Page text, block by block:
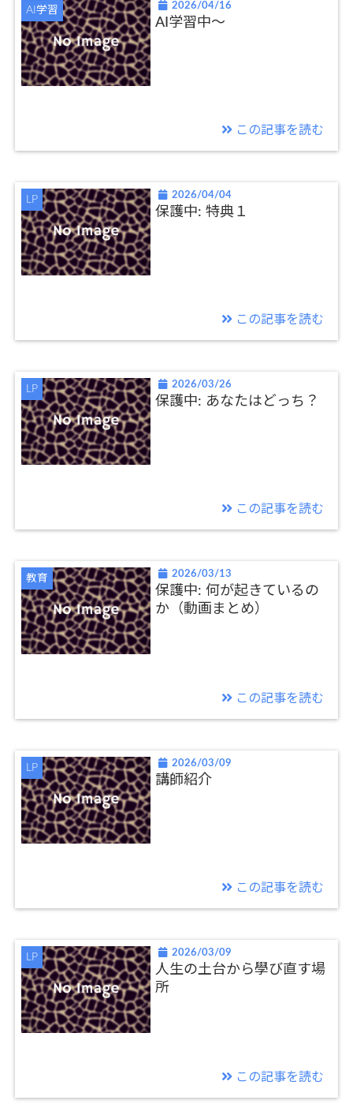
AI学習 2026/04/16
AI学習中〜
この記事を読む
LP 2026/04/04
保護中: 特典１
この記事を読む
LP 2026/03/26
保護中: あなたはどっち？
この記事を読む
教育 2026/03/13
保護中: 何が起きているの
か（動画まとめ）
この記事を読む
LP 2026/03/09
講師紹介
この記事を読む
LP 2026/03/09
人生の土台から學び直す場
所
この記事を読む